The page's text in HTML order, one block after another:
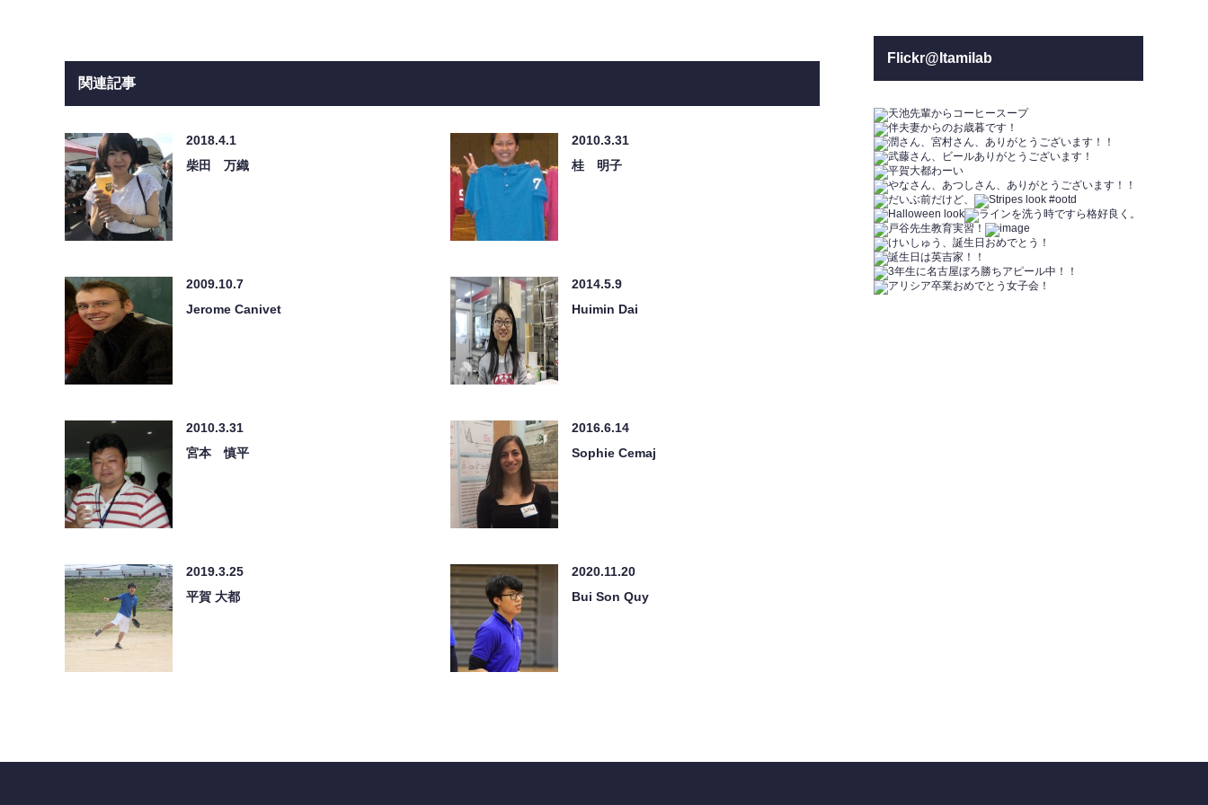
関連記事
2018.4.1
柴田 万織
2010.3.31
桂 明子
2009.10.7
Jerome Canivet
2014.5.9
Huimin Dai
2010.3.31
宮本 慎平
2016.6.14
Sophie Cemaj
2019.3.25
平賀 大都
2020.11.20
Bui Son Quy
Flickr@Itamilab